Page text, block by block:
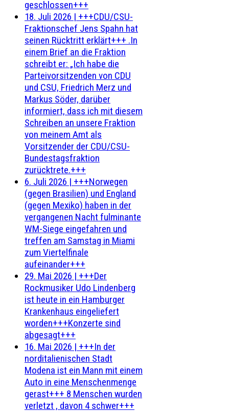
geschlossen+++
18. Juli 2026 | +++CDU/CSU-
Fraktionschef Jens Spahn hat
seinen Rücktritt erklärt+++ .In
einem Brief an die Fraktion
schreibt er: „Ich habe die
Parteivorsitzenden von CDU
und CSU, Friedrich Merz und
Markus Söder, darüber
informiert, dass ich mit diesem
Schreiben an unsere Fraktion
von meinem Amt als
Vorsitzender der CDU/CSU-
Bundestagsfraktion
zurücktrete.+++
6. Juli 2026 | +++Norwegen
(gegen Brasilien) und England
(gegen Mexiko) haben in der
vergangenen Nacht fulminante
WM-Siege eingefahren und
treffen am Samstag in Miami
zum Viertelfinale
aufeinander+++
29. Mai 2026 | +++Der
Rockmusiker Udo Lindenberg
ist heute in ein Hamburger
Krankenhaus eingeliefert
worden+++Konzerte sind
abgesagt+++
16. Mai 2026 | +++In der
norditalienischen Stadt
Modena ist ein Mann mit einem
Auto in eine Menschenmenge
gerast+++ 8 Menschen wurden
verletzt , davon 4 schwer+++